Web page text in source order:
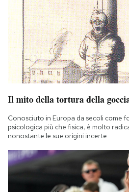
Il mito della tortura della
Conosciuto in Europa da secoli come
psicologica più che fisica, è molto
nonostante le sue origini incerte